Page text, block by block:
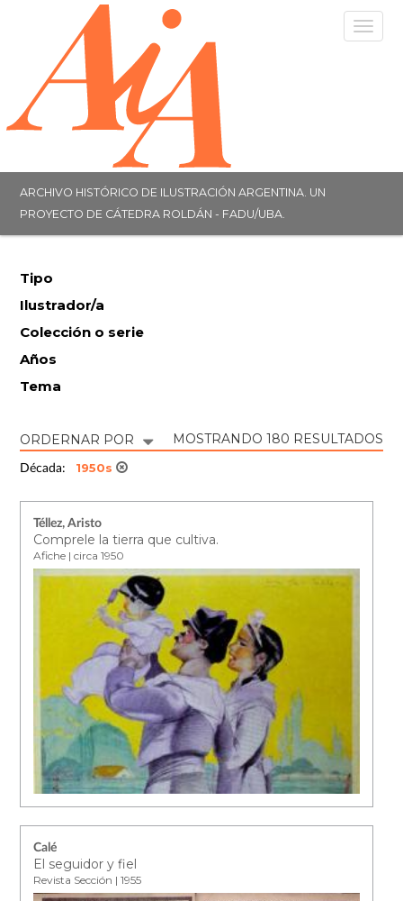
ARCHIVO HISTÓRICO DE ILUSTRACIÓN ARGENTINA. UN
PROYECTO DE CÁTEDRA ROLDÁN - FADU/UBA.
Tipo
Ilustrador/a
Colección o serie
Años
Tema
ORDERNAR POR MOSTRANDO 180 RESULTADOS
Década: 1950s
Téllez, Aristo
Comprele la tierra que cultiva.
Afiche | circa 1950
Calé
El seguidor y fiel
Revista Sección | 1955